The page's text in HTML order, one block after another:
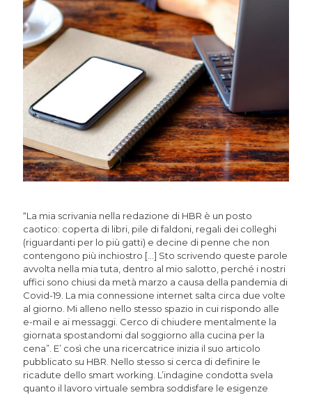
“La mia scrivania nella redazione di HBR è un posto
caotico: coperta di libri, pile di faldoni, regali dei colleghi
(riguardanti per lo più gatti) e decine di penne che non
contengono più inchiostro […] Sto scrivendo queste parole
avvolta nella mia tuta, dentro al mio salotto, perché i nostri
uffici sono chiusi da metà marzo a causa della pandemia di
Covid-19. La mia connessione internet salta circa due volte
al giorno. Mi alleno nello stesso spazio in cui rispondo alle
e-mail e ai messaggi. Cerco di chiudere mentalmente la
giornata spostandomi dal soggiorno alla cucina per la
cena”. E’ così che una ricercatrice inizia il suo articolo
pubblicato su HBR. Nello stesso si cerca di definire le
ricadute dello smart working. L’indagine condotta svela
quanto il lavoro virtuale sembra soddisfare le esigenze